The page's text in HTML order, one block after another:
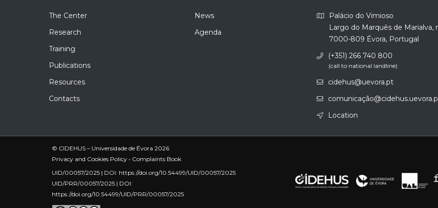
The Center
Research
Training
Publications
Resources
Contacts
News
Agenda
Palácio do Vimioso
Largo do Marquês de Marialva,
7000-809 Évora, Portugal
(+351) 266 740 800
(call to national landline)
cidehus@uevora.pt
Location
© CIDEHUS – Universidade de Évora 2026
Privacy and Cookies Policy • Complaints Book
UID/00057/2025 | DOI: https://doi.org/10.54499/UID/00057/2025
UID/PRR/00057/2025 | DOI:
https://doi.org/10.54499/UID/PRR/00057/2025